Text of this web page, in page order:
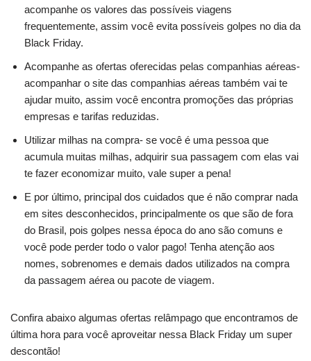
acompanhe os valores das possíveis viagens
frequentemente, assim você evita possíveis golpes no dia da
Black Friday.
Acompanhe as ofertas oferecidas pelas companhias aéreas-
acompanhar o site das companhias aéreas também vai te
ajudar muito, assim você encontra promoções das próprias
empresas e tarifas reduzidas.
Utilizar milhas na compra- se você é uma pessoa que
acumula muitas milhas, adquirir sua passagem com elas vai
te fazer economizar muito, vale super a pena!
E por último, principal dos cuidados que é não comprar nada
em sites desconhecidos, principalmente os que são de fora
do Brasil, pois golpes nessa época do ano são comuns e
você pode perder todo o valor pago! Tenha atenção aos
nomes, sobrenomes e demais dados utilizados na compra
da passagem aérea ou pacote de viagem.
Confira abaixo algumas ofertas relâmpago que encontramos de
última hora para você aproveitar nessa Black Friday um super
descontão!